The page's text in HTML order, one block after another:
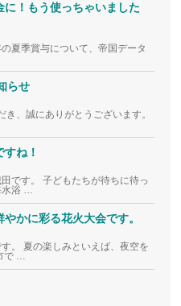
！もう使っちゃいました
夏季賞与について、帝国データ
らせ
、誠にありがとうございます。
ね！
です。 子どもたちが待ちに待っ
水浴 …
かに彩る花火大会です。
。 夏の楽しみといえば、夜空を
で …